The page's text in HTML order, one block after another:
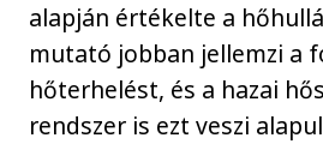
alapján értékelte a
mutató jobban jellemzi a
hőterhelést, és a hazai
rendszer is ezt veszi